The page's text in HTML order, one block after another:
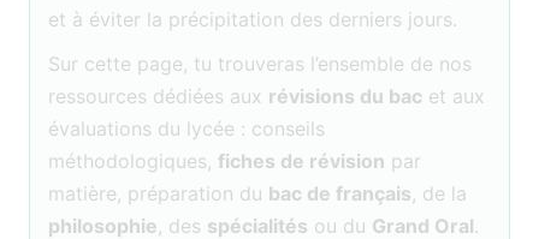
et à éviter la précipitation des derniers jours.
Sur cette page, tu trouveras l’ensemble de nos
ressources dédiées aux révisions du bac et aux
évaluations du lycée : conseils
méthodologiques, fiches de révision par
matière, préparation du bac de français, de la
philosophie, des spécialités ou du Grand Oral.